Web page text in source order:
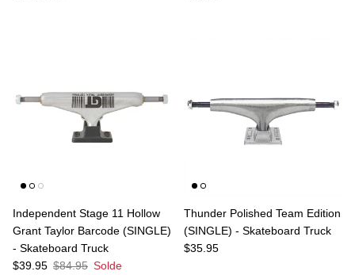
Independent Stage 11 Hollow
Grant Taylor Barcode (SINGLE)
- Skateboard Truck
Prix soldé
$39.95 Prix habituel
$84.95 Solde
Thunder Polished Team Edition
(SINGLE) - Skateboard Truck
Prix habituel
$35.95